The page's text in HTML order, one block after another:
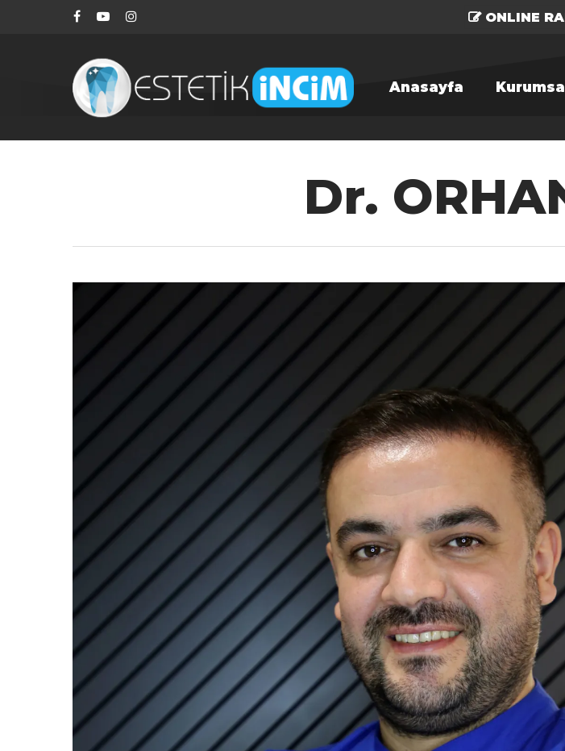
ONLINE
Aramak istediğiniz kelimeyi yazarak ENTER'a basın.
Anasayfa Kurumsal
Dr.